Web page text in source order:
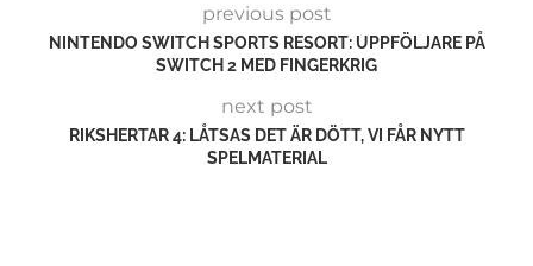
previous post
NINTENDO SWITCH SPORTS RESORT: UPPFÖLJARE PÅ
SWITCH 2 MED FINGERKRIG
next post
RIKSHERTAR 4: LÅTSAS DET ÄR DÖTT, VI FÅR NYTT
SPELMATERIAL